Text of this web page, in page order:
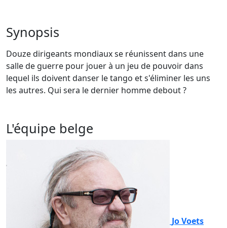
Synopsis
Douze dirigeants mondiaux se réunissent dans une
salle de guerre pour jouer à un jeu de pouvoir dans
lequel ils doivent danser le tango et s'éliminer les uns
les autres. Qui sera le dernier homme debout ?
L'équipe belge
Jo Voets